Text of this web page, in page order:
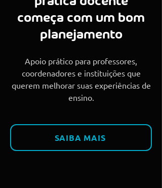
começa com um bom
planejamento
Apoio prático para professores,
coordenadores e instituições que
querem melhorar suas experiências de
ensino.
SAIBA MAIS